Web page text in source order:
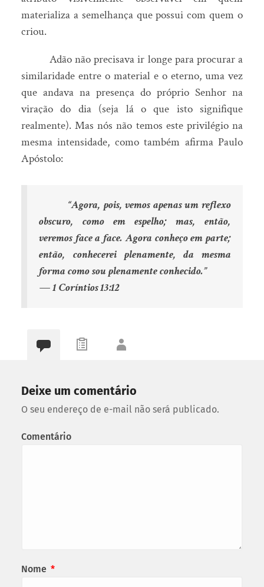
materializa a semelhança que possui com quem o
criou.
Adão não precisava ir longe para procurar a
similaridade entre o material e o eterno, uma vez
que andava na presença do próprio Senhor na
viração do dia (seja lá o que isto signifique
realmente). Mas nós não temos este privilégio na
mesma intensidade, como também afirma Paulo
Apóstolo:
“Agora, pois, vemos apenas um reflexo
obscuro, como em espelho; mas, então,
veremos face a face. Agora conheço em parte;
então, conhecerei plenamente, da mesma
forma como sou plenamente conhecido.”
— 1 Coríntios 13:12
Deixe um comentário
O seu endereço de e-mail não será publicado.
Comentário
Nome *